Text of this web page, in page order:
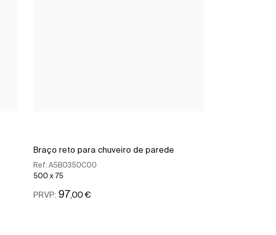
Braço reto para chuveiro de parede
Ref: A5B0350C00
500 x 75
PRVP: 97 ,00 €